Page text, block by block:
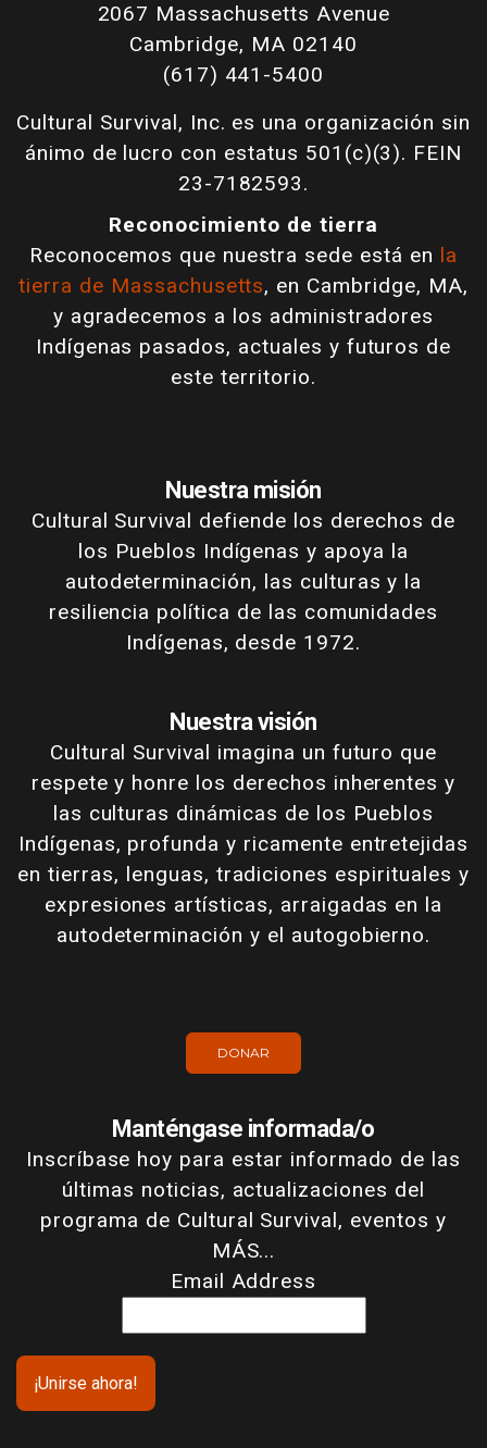
2067 Massachusetts Avenue
Cambridge, MA 02140
(617) 441-5400
Cultural Survival, Inc. es una organización sin
ánimo de lucro con estatus 501(c)(3). FEIN
23-7182593.
Reconocimiento de tierra
Reconocemos que nuestra sede está en la
tierra de Massachusetts, en Cambridge, MA,
y agradecemos a los administradores
Indígenas pasados, actuales y futuros de
este territorio.
Nuestra misión
Cultural Survival defiende los derechos de
los Pueblos Indígenas y apoya la
autodeterminación, las culturas y la
resiliencia política de las comunidades
Indígenas, desde 1972.
Nuestra visión
Cultural Survival imagina un futuro que
respete y honre los derechos inherentes y
las culturas dinámicas de los Pueblos
Indígenas, profunda y ricamente entretejidas
en tierras, lenguas, tradiciones espirituales y
expresiones artísticas, arraigadas en la
autodeterminación y el autogobierno.
DONAR
Manténgase informada/o
Inscríbase hoy para estar informado de las
últimas noticias, actualizaciones del
programa de Cultural Survival, eventos y
MÁS...
Email Address